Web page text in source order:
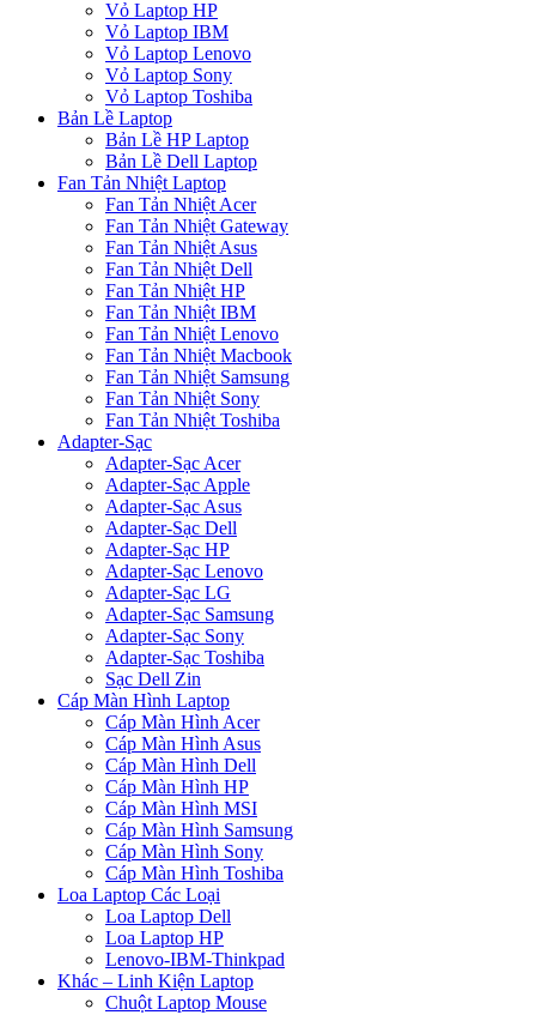
Vỏ Laptop HP
Vỏ Laptop IBM
Vỏ Laptop Lenovo
Vỏ Laptop Sony
Vỏ Laptop Toshiba
Bản Lề Laptop
Bản Lề HP Laptop
Bản Lề Dell Laptop
Fan Tản Nhiệt Laptop
Fan Tản Nhiệt Acer
Fan Tản Nhiệt Gateway
Fan Tản Nhiệt Asus
Fan Tản Nhiệt Dell
Fan Tản Nhiệt HP
Fan Tản Nhiệt IBM
Fan Tản Nhiệt Lenovo
Fan Tản Nhiệt Macbook
Fan Tản Nhiệt Samsung
Fan Tản Nhiệt Sony
Fan Tản Nhiệt Toshiba
Adapter-Sạc
Adapter-Sạc Acer
Adapter-Sạc Apple
Adapter-Sạc Asus
Adapter-Sạc Dell
Adapter-Sạc HP
Adapter-Sạc Lenovo
Adapter-Sạc LG
Adapter-Sạc Samsung
Adapter-Sạc Sony
Adapter-Sạc Toshiba
Sạc Dell Zin
Cáp Màn Hình Laptop
Cáp Màn Hình Acer
Cáp Màn Hình Asus
Cáp Màn Hình Dell
Cáp Màn Hình HP
Cáp Màn Hình MSI
Cáp Màn Hình Samsung
Cáp Màn Hình Sony
Cáp Màn Hình Toshiba
Loa Laptop Các Loại
Loa Laptop Dell
Loa Laptop HP
Lenovo-IBM-Thinkpad
Khác – Linh Kiện Laptop
Chuột Laptop Mouse